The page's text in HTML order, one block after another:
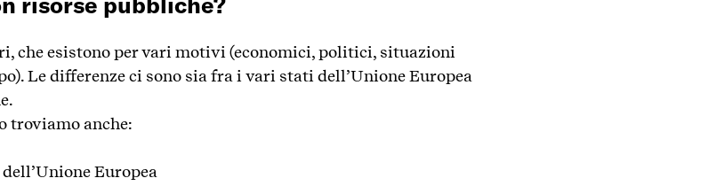
che esistono per vari motivi (economici, politici, situazioni
Le differenze ci sono sia fra i vari stati dell’Unione Europea
troviamo anche:
Europea